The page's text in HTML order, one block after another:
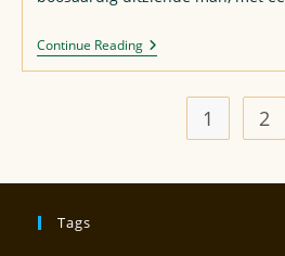
Continue ReadingMinoru
Mochizuki
Tadashi
1 2
Tags